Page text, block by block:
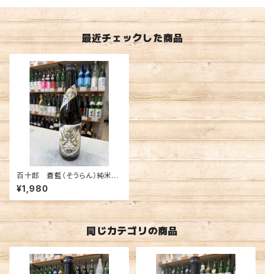
最近チェックした商品
百十郎 蒼藍（そうらん）純米大
吟醸 720ml
¥1,980
同じカテゴリの商品